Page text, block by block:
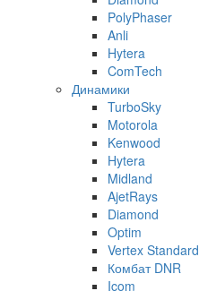
PolyPhaser
Anli
Hytera
ComTech
Динамики
TurboSky
Motorola
Kenwood
Hytera
Midland
AjetRays
Diamond
Optim
Vertex Standard
Комбат DNR
Icom